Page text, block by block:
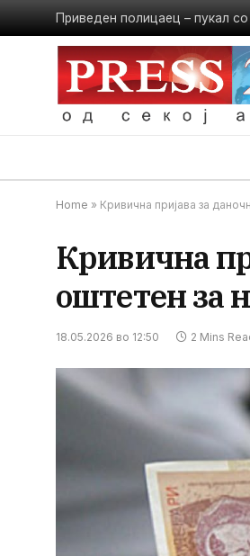
Приведен полицаец – пукал
Home » Кривична пријава за
Кривична
оштетен за
18.05.2026 во 12:50 2 Mins